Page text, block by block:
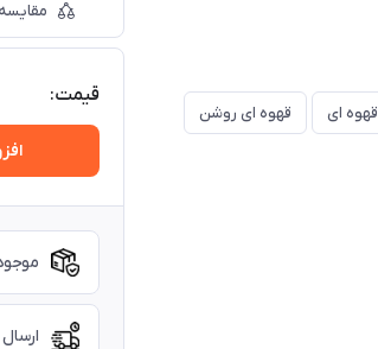
قهوه ای قهوه ای روشن
مقایسه
قیمت:
موجود